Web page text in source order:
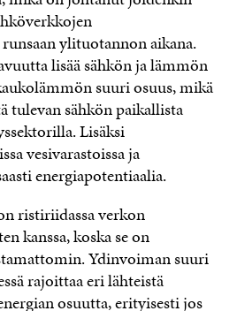
ylituotannon aikana.
lisää sähkön ja lämmön
suuri osuus, mikä
tulevan sähkön paikallista
Lisäksi
vesivarastoissa ja
energiapotentiaalia.
ristiriidassa verkon
kanssa, koska se on
Ydinvoiman suuri
rajoittaa eri lähteistä
osuutta, erityisesti jos